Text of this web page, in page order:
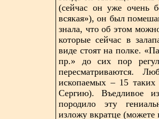
(сейчас он уже очень
всякая»), он был
знала, что об этом
которые сейчас в
виде стоят на полке.
пр.» до сих пор
пересматриваются.
ископаемых – 15
Сергию). Въедливое
породило эту
изложу вкратце (можете